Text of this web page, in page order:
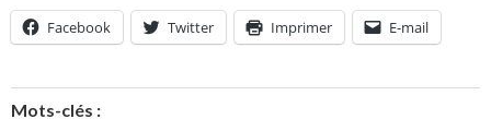
Facebook Twitter Imprimer E-mail
Mots-clés :